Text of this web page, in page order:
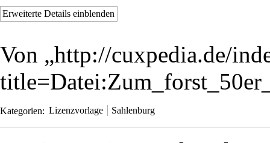
Erweiterte Details einblenden
Von „http://cuxpedia.de/
Kategorien: Lizenzvorlage Sahlenburg